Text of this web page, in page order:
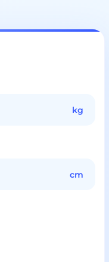
kg
cm